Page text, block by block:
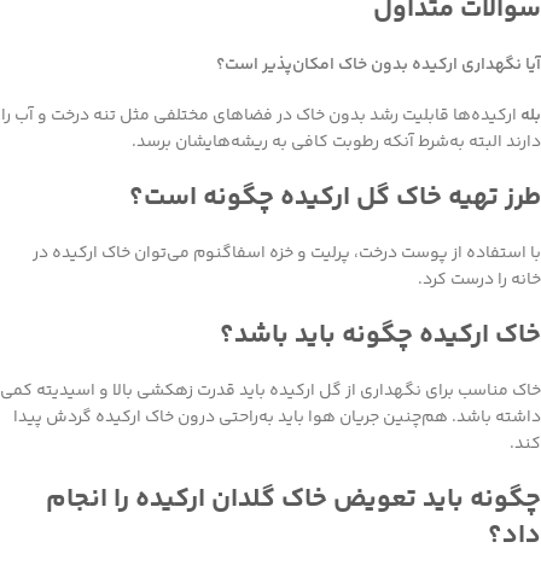
سوالات متداول
آیا نگهداری ارکیده بدون خاک امکان‌پذیر است؟
بله ارکیده‌ها قابلیت رشد بدون خاک در فضاهای مختلفی مثل تنه درخت و آب را
دارند البته به‌شرط آنکه رطوبت کافی به ریشه‌هایشان برسد.
طرز تهیه خاک گل ارکیده چگونه است؟
با استفاده از پوست درخت، پرلیت و خزه اسفاگنوم می‌توان خاک ارکیده در
خانه را درست کرد.
خاک ارکیده چگونه باید باشد؟
خاک مناسب برای نگهداری از گل ارکیده باید قدرت زهکشی بالا و اسیدیته کمی
داشته باشد. هم‌چنین جریان هوا باید به‌راحتی درون خاک ارکیده گردش پیدا
کند.
چگونه باید تعویض خاک گلدان ارکیده را انجام
داد؟